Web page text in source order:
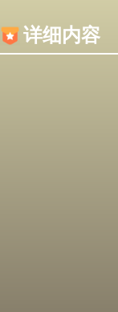
详细内容